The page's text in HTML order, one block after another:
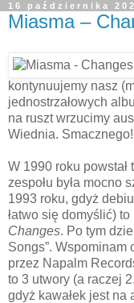
16 października
Miasma –
kontynuujemy nasz
jednostrzałowych
na ruszt wrzucimy
Wiednia. Smacznego!
W 1990 roku powstał
zespołu była mocno
1993 roku, gdyż
łatwo się domyślić)
Changes. Po tym
Songs”. Wspominam
przez Napalm
to 3 utwory (a raczej
gdyż kawałek jest na